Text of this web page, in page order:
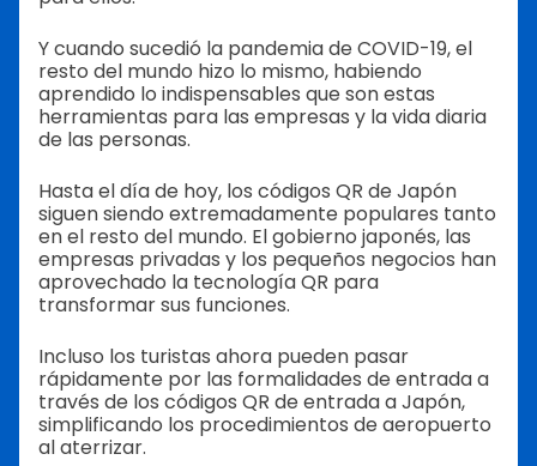
Y cuando sucedió la pandemia de COVID-19, el
resto del mundo hizo lo mismo, habiendo
aprendido lo indispensables que son estas
herramientas para las empresas y la vida diaria
de las personas.
Hasta el día de hoy, los códigos QR de Japón
siguen siendo extremadamente populares tanto
en el resto del mundo. El gobierno japonés, las
empresas privadas y los pequeños negocios han
aprovechado la tecnología QR para
transformar sus funciones.
Incluso los turistas ahora pueden pasar
rápidamente por las formalidades de entrada a
través de los códigos QR de entrada a Japón,
simplificando los procedimientos de aeropuerto
al aterrizar.